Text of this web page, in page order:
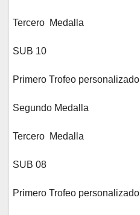
Tercero Medalla
SUB 10
Primero Trofeo personalizado
Segundo Medalla
Tercero Medalla
SUB 08
Primero Trofeo personalizado